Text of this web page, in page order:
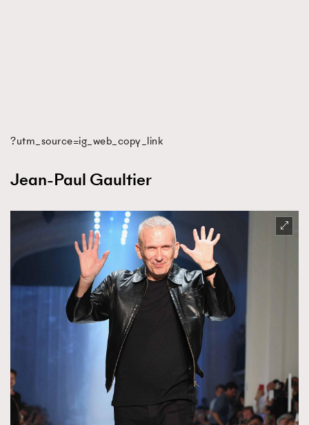
?utm_source=ig_web_copy_link
Jean-Paul Gaultier